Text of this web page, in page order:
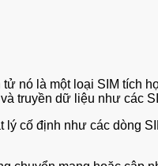
tử nó là một loại SIM tích
truyền dữ liệu như các
lý cố định như các dòng